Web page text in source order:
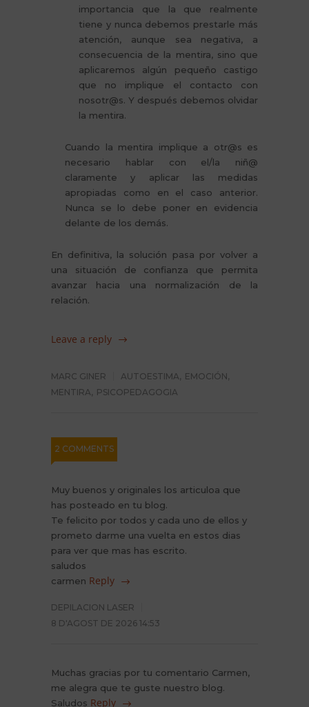
importancia que la que realmente
tiene y nunca debemos prestarle más
atención, aunque sea negativa, a
consecuencia de la mentira, sino que
aplicaremos algún pequeño castigo
que no implique el contacto con
nosotr@s. Y después debemos olvidar
la mentira.
Cuando la mentira implique a otr@s es
necesario hablar con el/la niñ@
claramente y aplicar las medidas
apropiadas como en el caso anterior.
Nunca se lo debe poner en evidencia
delante de los demás.
En definitiva, la solución pasa por volver a
una situación de confianza que permita
avanzar hacia una normalización de la
relación.
Leave a reply
MARC GINER AUTOESTIMA EMOCIÓN
MENTIRA
PSICOPEDAGOGIA
2 COMMENTS
Muy buenos y originales los articuloa que
has posteado en tu blog.
Te felicito por todos y cada uno de ellos y
prometo darme una vuelta en estos dias
para ver que mas has escrito.
saludos
carmen Reply
DEPILACION LASER
8 D'AGOST DE 2026 14:53
Muchas gracias por tu comentario Carmen,
me alegra que te guste nuestro blog.
Saludos Reply